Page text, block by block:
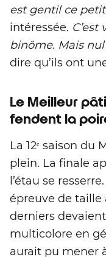
est gentil ce
intéressée. C’est
binôme. Mais
dire qu’ils ont
Le Meilleur
fendent la
La 12ᵉ saison du
plein. La finale
l’étau se
épreuve de taille
derniers
multicolore en
aurait pu mener